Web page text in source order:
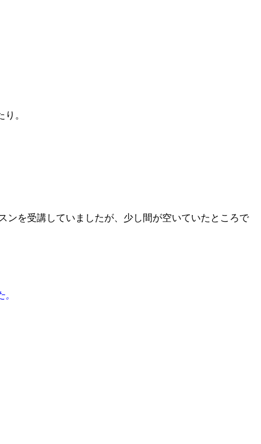
。
ンを受講していましたが、少し間が空いていたところで